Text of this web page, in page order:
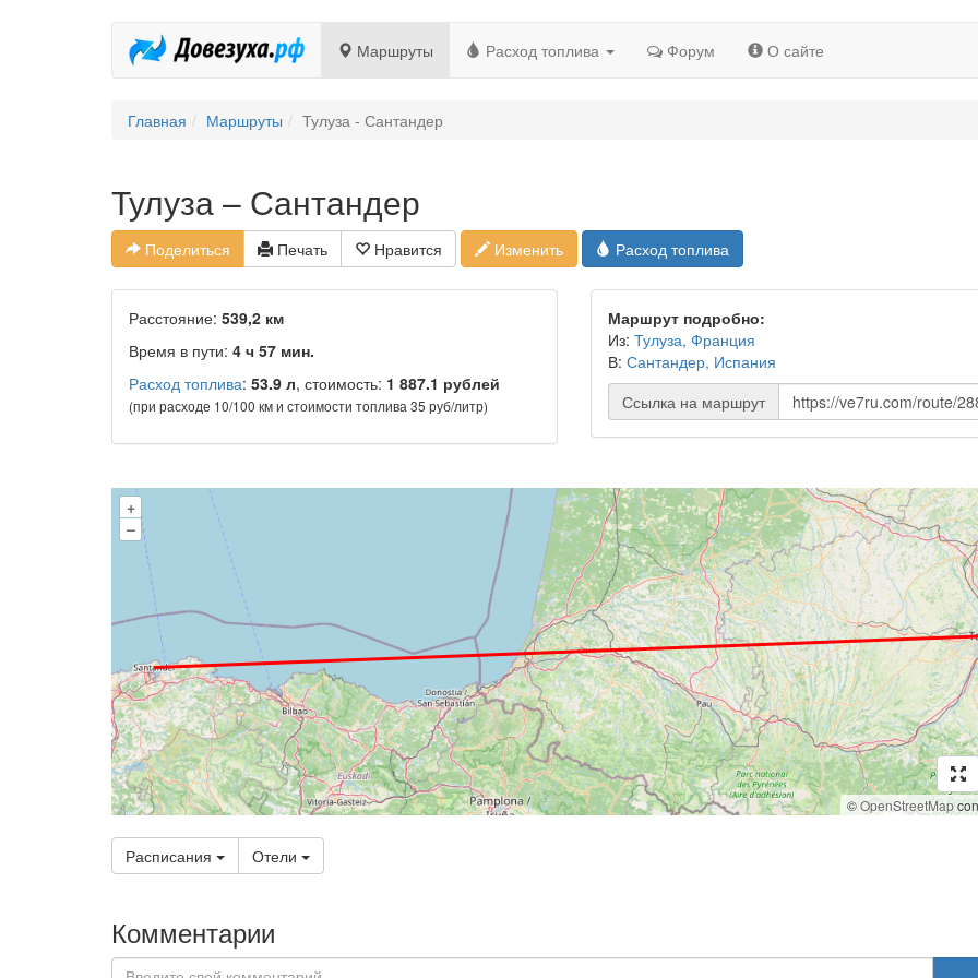
Маршруты Расход топлива Форум О сайте
Главная Маршруты Тулуза - Сантандер
Тулуза – Сантандер
Поделиться Печать Нравится Изменить Расход топлива
Расстояние: 539,2 км
Время в пути: 4 ч 57 мин.
Расход топлива: 53.9 л, стоимость: 1 887.1 рублей
(при расходе 10/100 км и стоимости топлива 35 руб/литр)
Маршрут подробно:
Из: Тулуза, Франция
В: Сантандер, Испания
Ссылка на маршрут
+
–
©OpenStreetMap
Расписания Отели
Комментарии